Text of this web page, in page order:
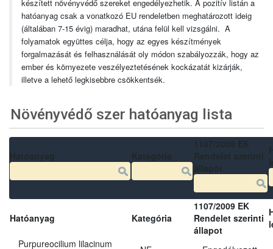
készített növényvédő szereket engedélyezhetik. A pozitív listán a
hatóanyag csak a vonatkozó EU rendeletben meghatározott ideig
(általában 7-15 évig) maradhat, utána felül kell vizsgálni. A
folyamatok együttes célja, hogy az egyes készítmények
forgalmazását és felhasználását oly módon szabályozzák, hogy az
ember és környezete veszélyeztetésének kockázatát kizárják,
illetve a lehető legkisebbre csökkentsék.
Növényvédő szer hatóanyag lista
Hatóanyag Kategória
1107/2009 EK
Rendelet szerinti
állapot
Purpureocilium lilacinum